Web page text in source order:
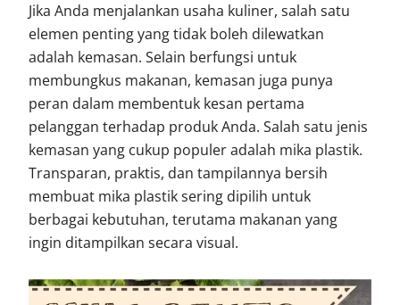
Jika Anda menjalankan usaha kuliner, salah satu
elemen penting yang tidak boleh dilewatkan
adalah kemasan. Selain berfungsi untuk
membungkus makanan, kemasan juga punya
peran dalam membentuk kesan pertama
pelanggan terhadap produk Anda. Salah satu jenis
kemasan yang cukup populer adalah mika plastik.
Transparan, praktis, dan tampilannya bersih
membuat mika plastik sering dipilih untuk
berbagai kebutuhan, terutama makanan yang
ingin ditampilkan secara visual.